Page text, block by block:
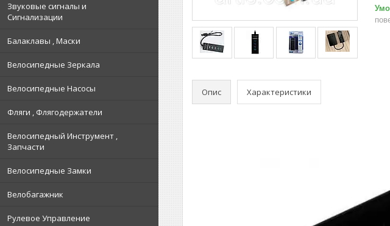
Звуковые сигналы и
Сигнализации
Балаклавы , Маски
Велосипедные Зеркала
Велосипедные Насосы
Фляги , Флягодержатели
Велосипедный Инструмент ,
Запчасти
Велосипедные Замки
Велобагажник
Рулевое Управление
Опис Характеристики